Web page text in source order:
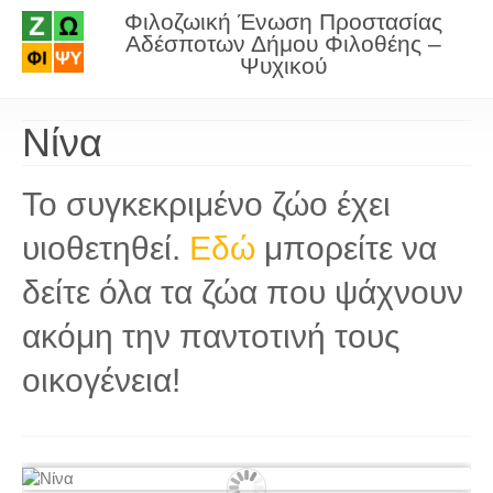
Φιλοζωική Ένωση Προστασίας
Αδέσποτων Δήμου Φιλοθέης –
Ψυχικού
Νίνα
Το συγκεκριμένο ζώο έχει
υιοθετηθεί. Εδώ μπορείτε να
δείτε όλα τα ζώα που ψάχνουν
ακόμη την παντοτινή τους
οικογένεια!